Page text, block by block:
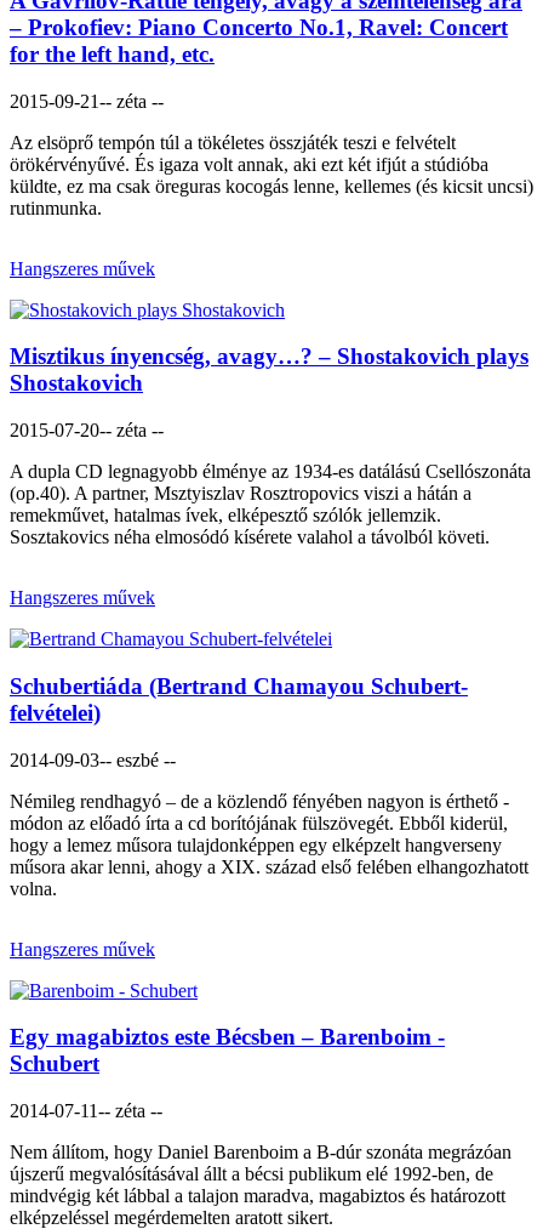
– Prokofiev: Piano Concerto No.1, Ravel: Concert
for the left hand, etc.
2015-09-21-- zéta --
Az elsöprő tempón túl a tökéletes összjáték teszi e felvételt
örökérvényűvé. És igaza volt annak, aki ezt két ifjút a stúdióba
küldte, ez ma csak öreguras kocogás lenne, kellemes (és kicsit uncsi)
rutinmunka.
Hangszeres művek
Misztikus ínyencség, avagy…? – Shostakovich plays
Shostakovich
2015-07-20-- zéta --
A dupla CD legnagyobb élménye az 1934-es datálású Csellószonáta
(op.40). A partner, Msztyiszlav Rosztropovics viszi a hátán a
remekművet, hatalmas ívek, elképesztő szólók jellemzik.
Sosztakovics néha elmosódó kísérete valahol a távolból követi.
Hangszeres művek
Schubertiáda (Bertrand Chamayou Schubert-
felvételei)
2014-09-03-- eszbé --
Némileg rendhagyó – de a közlendő fényében nagyon is érthető -
módon az előadó írta a cd borítójának fülszövegét. Ebből kiderül,
hogy a lemez műsora tulajdonképpen egy elképzelt hangverseny
műsora akar lenni, ahogy a XIX. század első felében elhangozhatott
volna.
Hangszeres művek
Egy magabiztos este Bécsben – Barenboim -
Schubert
2014-07-11-- zéta --
Nem állítom, hogy Daniel Barenboim a B-dúr szonáta megrázóan
újszerű megvalósításával állt a bécsi publikum elé 1992-ben, de
mindvégig két lábbal a talajon maradva, magabiztos és határozott
elképzeléssel megérdemelten aratott sikert.